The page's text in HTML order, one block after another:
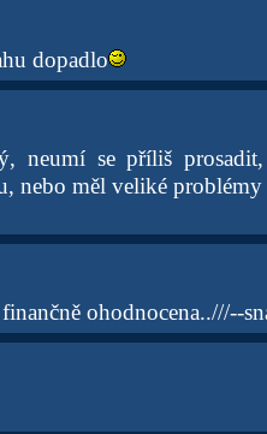
dopadlo
neumí se příliš
nebo měl veliké
ohodnocena..///--